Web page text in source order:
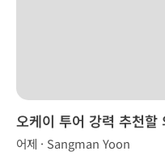
오케이 투어 강력 추천
어제 · Sangman Yoon